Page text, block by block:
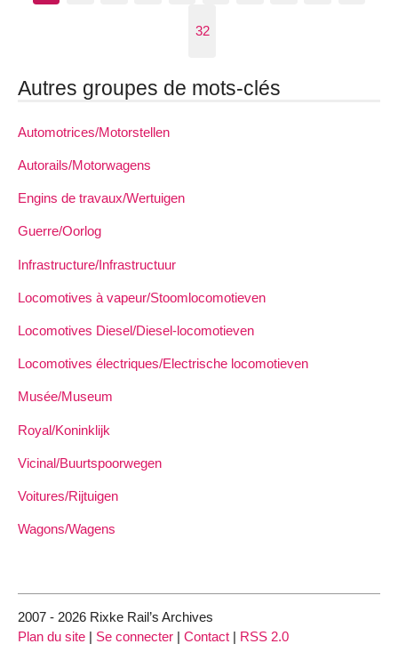
32
Autres groupes de mots-clés
Automotrices/Motorstellen
Autorails/Motorwagens
Engins de travaux/Wertuigen
Guerre/Oorlog
Infrastructure/Infrastructuur
Locomotives à vapeur/Stoomlocomotieven
Locomotives Diesel/Diesel-locomotieven
Locomotives électriques/Electrische locomotieven
Musée/Museum
Royal/Koninklijk
Vicinal/Buurtspoorwegen
Voitures/Rijtuigen
Wagons/Wagens
2007 - 2026 Rixke Rail’s Archives
Plan du site | Se connecter | Contact | RSS 2.0